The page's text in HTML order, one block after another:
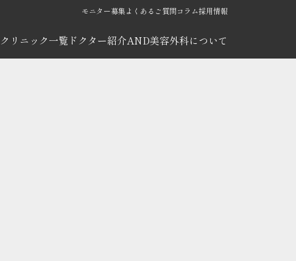
モニター募集よくあるご質問コラム採用情報
クリニック一覧 ドクター紹介AND美容外科について